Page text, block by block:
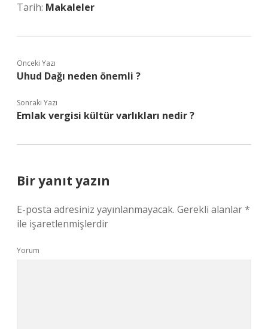
Tarih: Makaleler
Önceki Yazı
Uhud Dağı neden önemli ?
Sonraki Yazı
Emlak vergisi kültür varlıkları nedir ?
Bir yanıt yazın
E-posta adresiniz yayınlanmayacak. Gerekli alanlar*
ile işaretlenmişlerdir
Yorum